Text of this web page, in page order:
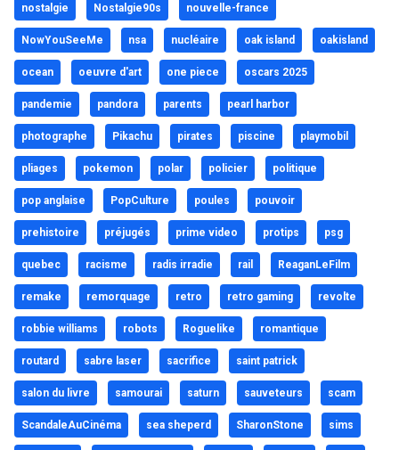
nostalgie Nostalgie90s nouvelle-france
NowYouSeeMe nsa nucléaire oak island oakisland
ocean oeuvre d'art one piece oscars 2025
pandemie pandora parents pearl harbor
photographe Pikachu pirates piscine playmobil
pliages pokemon polar policier politique
pop anglaise PopCulture poules pouvoir
prehistoire préjugés prime video protips psg
quebec racisme radis irradie rail ReaganLeFilm
remake remorquage retro retro gaming revolte
robbie williams robots Roguelike romantique
routard sabre laser sacrifice saint patrick
salon du livre samourai saturn sauveteurs scam
ScandaleAuCinéma sea sheperd SharonStone sims